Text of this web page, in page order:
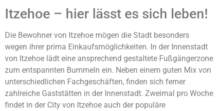
Itzehoe – hier lässt es sich leben!
Die Bewohner von Itzehoe mögen die Stadt besonders
wegen ihrer prima Einkaufsmöglichkeiten. In der Innenstadt
von Itzehoe lädt eine ansprechend gestaltete Fußgängerzone
zum entspannten Bummeln ein. Neben einem guten Mix von
unterschiedlichen Fachgeschäften, finden sich ferner
zahlreiche Gaststätten in der Innenstadt. Zweimal pro Woche
findet in der City von Itzehoe auch der populäre